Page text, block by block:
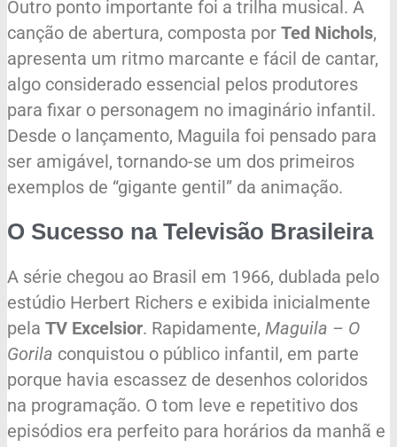
Outro ponto importante foi a trilha musical. A
canção de abertura, composta por Ted Nichols,
apresenta um ritmo marcante e fácil de cantar,
algo considerado essencial pelos produtores
para fixar o personagem no imaginário infantil.
Desde o lançamento, Maguila foi pensado para
ser amigável, tornando-se um dos primeiros
exemplos de “gigante gentil” da animação.
O Sucesso na Televisão Brasileira
A série chegou ao Brasil em 1966, dublada pelo
estúdio Herbert Richers e exibida inicialmente
pela TV Excelsior. Rapidamente, Maguila – O
Gorila conquistou o público infantil, em parte
porque havia escassez de desenhos coloridos
na programação. O tom leve e repetitivo dos
episódios era perfeito para horários da manhã e